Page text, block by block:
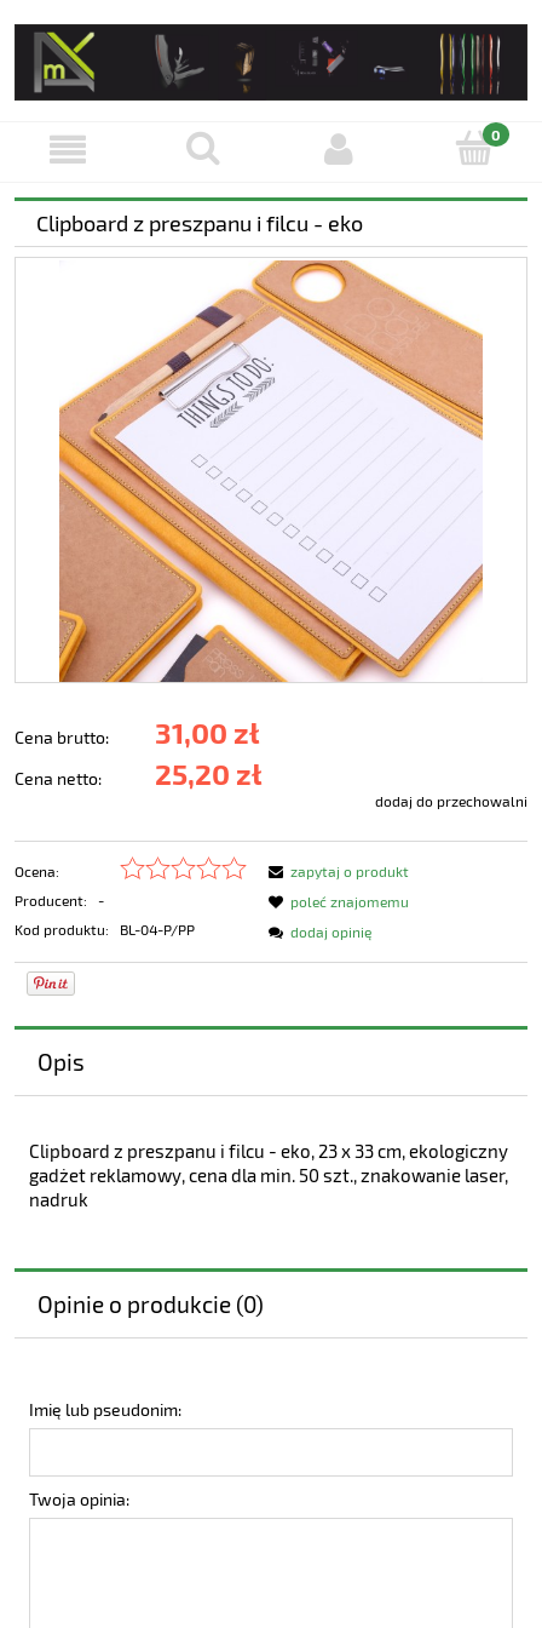
Clipboard z preszpanu i filcu - eko
Cena brutto: 31,00 zł
Cena netto: 25,20 zł
dodaj do przechowalni
Ocena:
Producent:
-
Kod produktu:
BL-04-P/PP
zapytaj o produkt
poleć znajomemu
dodaj opinię
Opis
Clipboard z preszpanu i filcu - eko, 23 x 33 cm, ekologiczny
gadżet reklamowy, cena dla min. 50 szt., znakowanie laser,
nadruk
Opinie o produkcie (0)
Imię lub pseudonim:
Twoja opinia: